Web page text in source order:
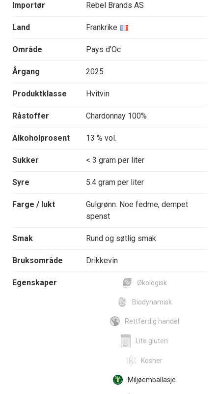
Importør Rebel Brands AS
Land Frankrike
Område Pays d'Oc
Årgang 2025
Produktklasse Hvitvin
Råstoffer Chardonnay 100%
Alkoholprosent 13 % vol.
Sukker < 3 gram per liter
Syre 5.4 gram per liter
Farge / lukt
Gulgrønn. Noe fedme, dempet
spenst
Smak Rund og søtlig smak
Bruksområde Drikkevin
Egenskaper Økologisk
Biodynamisk
Rettferdig handel
Lite gluten
Kosher
Miljøemballasje